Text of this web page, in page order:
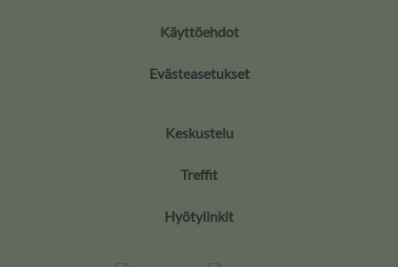
Käyttöehdot
Evästeasetukset
Keskustelu
Treffit
Hyötylinkit